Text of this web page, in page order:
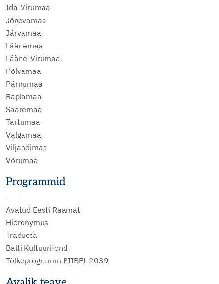
Ida-Virumaa
Jõgevamaa
Järvamaa
Läänemaa
Lääne-Virumaa
Põlvamaa
Pärnumaa
Raplamaa
Saaremaa
Tartumaa
Valgamaa
Viljandimaa
Võrumaa
Programmid
Avatud Eesti Raamat
Hieronymus
Traducta
Balti Kultuurifond
Tõlkeprogramm PIIBEL 2039